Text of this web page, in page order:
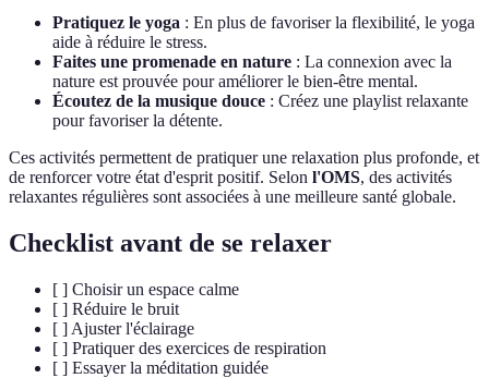
Pratiquez le yoga : En plus de favoriser la flexibilité, le yoga
aide à réduire le stress.
Faites une promenade en nature : La connexion avec la
nature est prouvée pour améliorer le bien-être mental.
Écoutez de la musique douce : Créez une playlist relaxante
pour favoriser la détente.
Ces activités permettent de pratiquer une relaxation plus profonde, et
de renforcer votre état d'esprit positif. Selon l'OMS, des activités
relaxantes régulières sont associées à une meilleure santé globale.
Checklist avant de se relaxer
[ ] Choisir un espace calme
[ ] Réduire le bruit
[ ] Ajuster l'éclairage
[ ] Pratiquer des exercices de respiration
[ ] Essayer la méditation guidée